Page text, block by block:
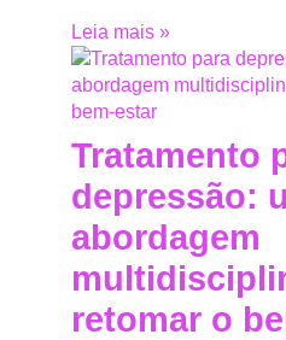
Leia mais »
Tratamento
depressão:
abordagem
retomar o